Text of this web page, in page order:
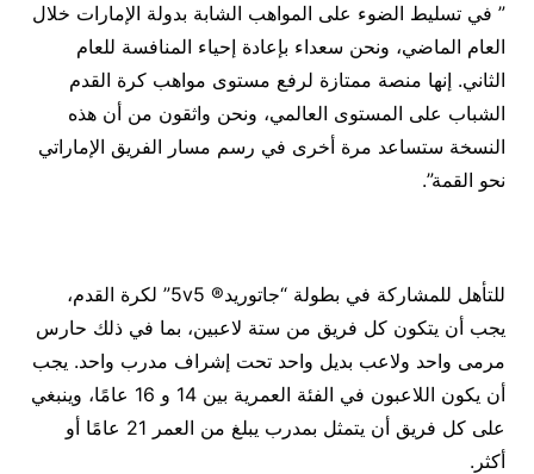
” في تسليط الضوء على المواهب الشابة بدولة الإمارات خلال
العام الماضي، ونحن سعداء بإعادة إحياء المنافسة للعام
الثاني. إنها منصة ممتازة لرفع مستوى مواهب كرة القدم
الشباب على المستوى العالمي، ونحن واثقون من أن هذه
النسخة ستساعد مرة أخرى في رسم مسار الفريق الإماراتي
نحو القمة”.
للتأهل للمشاركة في بطولة “جاتوريد® 5v5” لكرة القدم،
يجب أن يتكون كل فريق من ستة لاعبين، بما في ذلك حارس
مرمى واحد ولاعب بديل واحد تحت إشراف مدرب واحد. يجب
أن يكون اللاعبون في الفئة العمرية بين 14 و 16 عامًا، وينبغي
على كل فريق أن يتمثل بمدرب يبلغ من العمر 21 عامًا أو
أكثر.